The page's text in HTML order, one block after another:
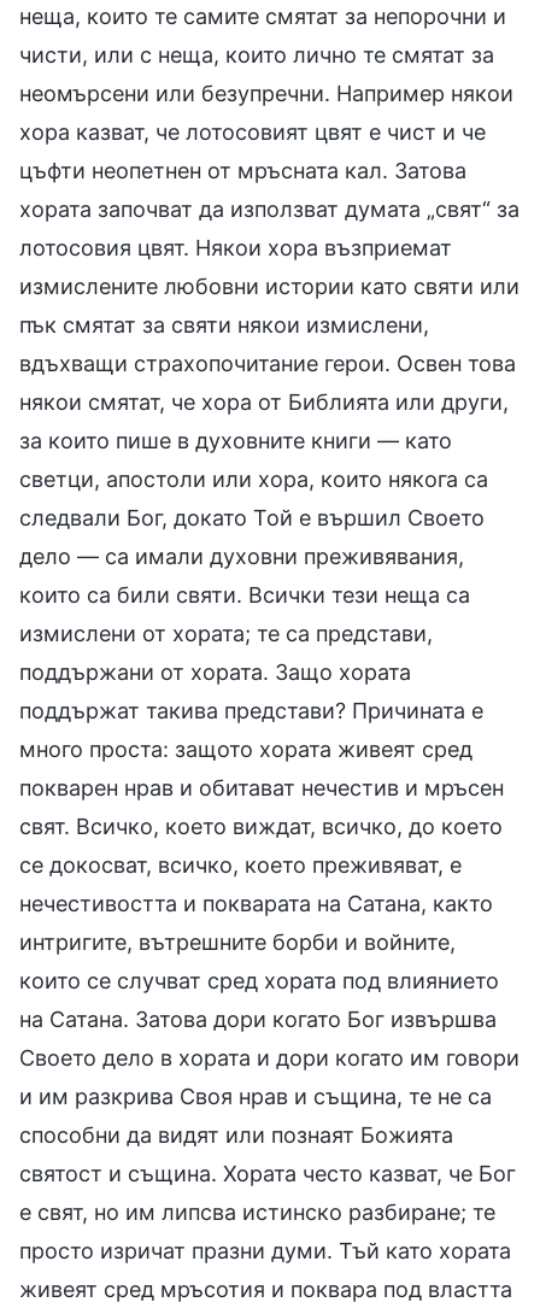
неща, които те самите смятат за непорочни и
чисти, или с неща, които лично те смятат за
неомърсени или безупречни. Например някои
хора казват, че лотосовият цвят е чист и че
цъфти неопетнен от мръсната кал. Затова
хората започват да използват думата „свят“ за
лотосовия цвят. Някои хора възприемат
измислените любовни истории като святи или
пък смятат за святи някои измислени,
вдъхващи страхопочитание герои. Освен това
някои смятат, че хора от Библията или други,
за които пише в духовните книги — като
светци, апостоли или хора, които някога са
следвали Бог, докато Той е вършил Своето
дело — са имали духовни преживявания,
които са били святи. Всички тези неща са
измислени от хората; те са представи,
поддържани от хората. Защо хората
поддържат такива представи? Причината е
много проста: защото хората живеят сред
покварен нрав и обитават нечестив и мръсен
свят. Всичко, което виждат, всичко, до което
се докосват, всичко, което преживяват, е
нечестивостта и покварата на Сатана, както
интригите, вътрешните борби и войните,
които се случват сред хората под влиянието
на Сатана. Затова дори когато Бог извършва
Своето дело в хората и дори когато им говори
и им разкрива Своя нрав и същина, те не са
способни да видят или познаят Божията
святост и същина. Хората често казват, че Бог
е свят, но им липсва истинско разбиране; те
просто изричат празни думи. Тъй като хората
живеят сред мръсотия и поквара под властта